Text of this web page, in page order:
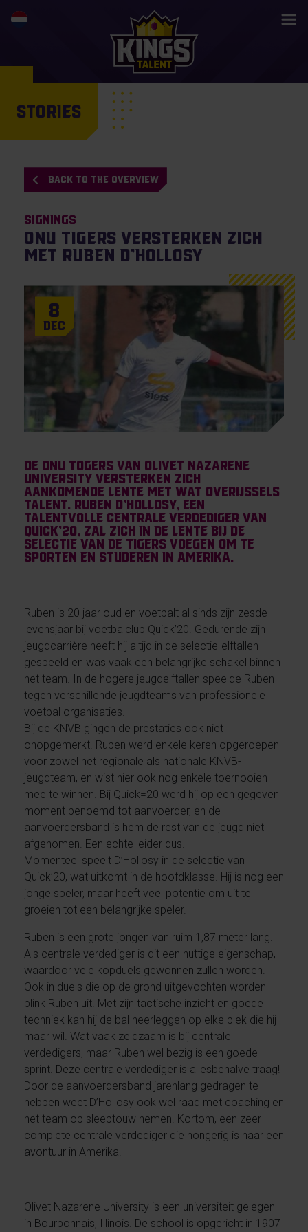
STORIES
BACK TO THE OVERVIEW
Signings
ONU Tigers versterken zich
met Ruben D’Hollosy
8
Dec
De ONU Togers van Olivet Nazarene
University versterken zich
aankomende lente met wat Overijssels
talent. Ruben D’Hollosy, een
talentvolle centrale verdediger van
Quick’20, zal zich in de lente bij de
selectie van de Tigers voegen om te
sporten en studeren in Amerika.
Ruben is 20 jaar oud en voetbalt al sinds zijn zesde
levensjaar bij voetbalclub Quick’20. Gedurende zijn
jeugdcarrière heeft hij altijd in de selectie-elftallen
gespeeld en was vaak een belangrijke schakel binnen
het team. In de hogere jeugdelftallen speelde Ruben
tegen verschillende jeugdteams van professionele
voetbal organisaties.
Bij de KNVB gingen de prestaties ook niet
onopgemerkt. Ruben werd enkele keren opgeroepen
voor zowel het regionale als nationale KNVB-
jeugdteam, en wist hier ook nog enkele toernooien
mee te winnen. Bij Quick=20 werd hij op een gegeven
moment benoemd tot aanvoerder, en de
aanvoerdersband is hem de rest van de jeugd niet
afgenomen. Een echte leider dus.
Momenteel speelt D’Hollosy in de selectie van
Quick’20, wat uitkomt in de hoofdklasse. Hij is nog een
jonge speler, maar heeft veel potentie om uit te
groeien tot een belangrijke speler.
Ruben is een grote jongen van ruim 1,87 meter lang.
Als centrale verdediger is dit een nuttige eigenschap,
waardoor vele kopduels gewonnen zullen worden.
Ook in duels die op de grond uitgevochten worden
blink Ruben uit. Met zijn tactische inzicht en goede
techniek kan hij de bal neerleggen op elke plek die hij
maar wil. Wat vaak zeldzaam is bij centrale
verdedigers, maar Ruben wel bezig is een goede
sprint. Deze centrale verdediger is allesbehalve traag!
Door de aanvoerdersband jarenlang gedragen te
hebben weet D’Hollosy ook wel raad met coaching en
het team op sleeptouw nemen. Kortom, een zeer
complete centrale verdediger die hongerig is naar een
avontuur in Amerika.
Olivet Nazarene University is een universiteit gelegen
in Bourbonnais, Illinois. De school is opgericht in 1907